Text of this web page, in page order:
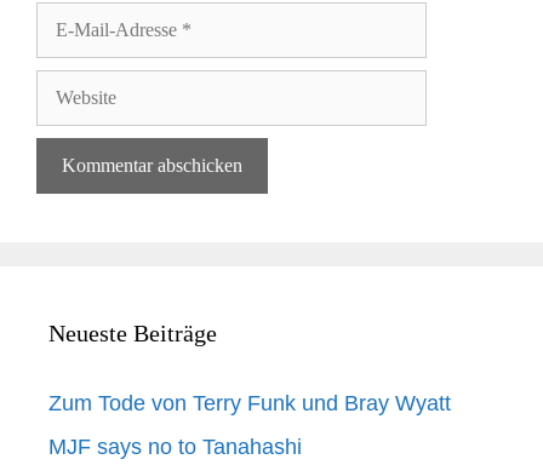
Adresse
Neueste Beiträge
Zum Tode von Terry Funk und Bray Wyatt
MJF says no to Tanahashi